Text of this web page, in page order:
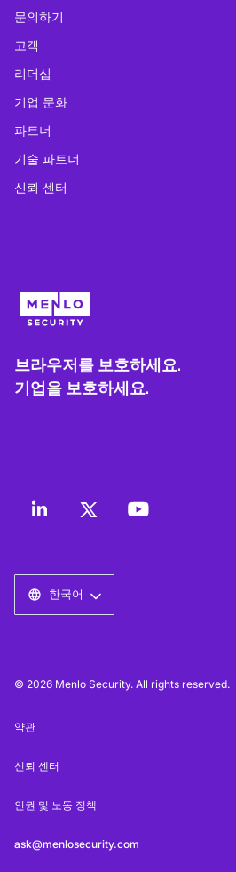
문의하기
고객
리더십
기업 문화
파트너
기술 파트너
신뢰 센터
브라우저를 보호하세요.
기업을 보호하세요.
한국어
© 2026 Menlo Security. All rights reserved.
약관
신뢰 센터
인권 및 노동 정책
ask@menlosecurity.com